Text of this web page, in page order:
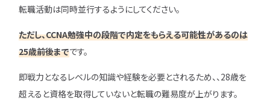
転職活動は同時並行するようにしてください。
ただし、CCNA勉強中の段階で内定をもらえる可能性があるのは
25歳前後までです。
即戦力となるレベルの知識や経験を必要とされるため、、28歳を
超えると資格を取得していないと転職の難易度が上がります。